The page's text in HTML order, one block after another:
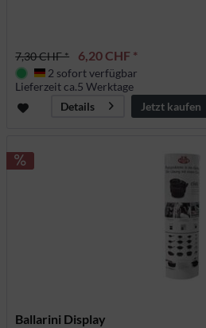
7,30 CHF * 6,20 CHF *
Deutschland
2 sofort verfügbar
Lieferzeit ca.5 Werktage
Details
Jetzt kaufen
Ballarini Display